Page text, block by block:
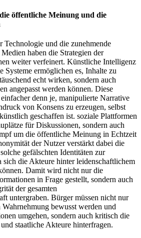
öffentliche Meinung und die
und die zunehmende
haben die Strategien der
weiter verfeinert. Künstliche Intelligenz
Systeme ermöglichen es, Inhalte zu
echt wirken, sondern auch
angepasst werden können. Diese
denn je, manipulierte Narrative
von Konsens zu erzeugen, selbst
geschaffen ist. soziale Plattformen
für Diskussionen, sondern auch
um die öffentliche Meinung in Echtzeit
der Nutzer verstärkt dabei die
gefälschten Identitäten zur
die Akteure hinter leidenschaftlichem
Damit wird nicht nur die
in Frage gestellt, sondern auch
der gesamten
untergraben. Bürger müssen nicht nur
bewusst werden und
umgehen, sondern auch kritisch die
staatliche Akteure hinterfragen.